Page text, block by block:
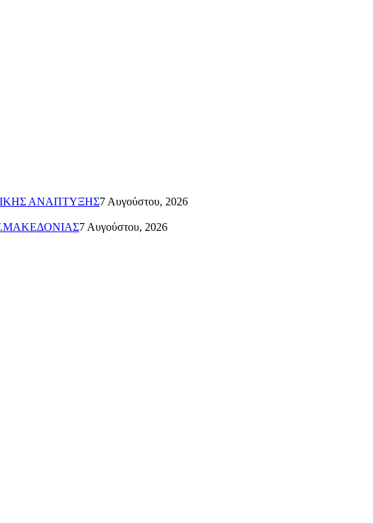
ΑΝΑΠΤΥΞΗΣ7 Αυγούστου, 2026
7 Αυγούστου, 2026